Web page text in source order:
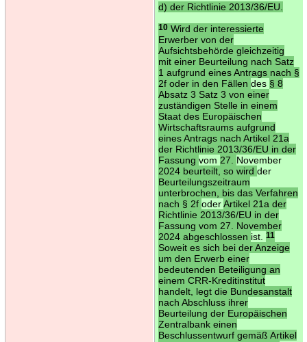
d) der Richtlinie 2013/36/EU.
10Wird der interessierte
Erwerber von der
Aufsichtsbehörde gleichzeitig
mit einer Beurteilung nach Satz
1 aufgrund eines Antrags nach §
2f oder in den Fällen des § 8
Absatz 3 Satz 3 von einer
zuständigen Stelle in einem
Staat des Europäischen
Wirtschaftsraums aufgrund
eines Antrags nach Artikel 21a
der Richtlinie 2013/36/EU in der
Fassung vom 27. November
2024 beurteilt, so wird der
Beurteilungszeitraum
unterbrochen, bis das Verfahren
nach § 2f oderArtikel 21a der
Richtlinie 2013/36/EU in der
Fassung vom 27. November
2024 abgeschlossen ist. 11
Soweit es sich bei der Anzeige
um den Erwerb einer
bedeutenden Beteiligung an
einem CRR-Kreditinstitut
handelt, legt die Bundesanstalt
nach Abschluss ihrer
Beurteilung der Europäischen
Zentralbank einen
Beschlussentwurf gemäß Artikel